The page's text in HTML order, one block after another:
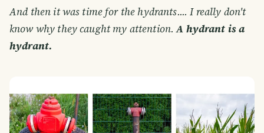
And then it was time for the hydrants.... I really don't
know why they caught my attention.A hydrant is a
hydrant.